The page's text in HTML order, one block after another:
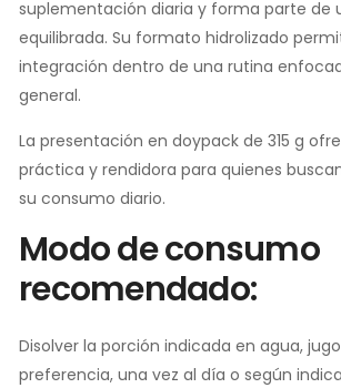
suplementación diaria y forma parte de
equilibrada. Su formato hidrolizado
integración dentro de una rutina
general.
La presentación en doypack de 315 g
práctica y rendidora para quienes
su consumo diario.
Modo de consumo
recomendado:
Disolver la porción indicada en agua,
preferencia, una vez al día o según